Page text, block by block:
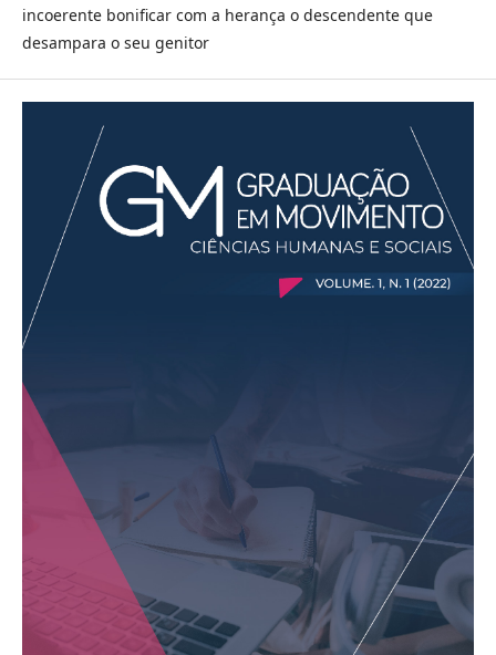
incoerente bonificar com a herança o descendente que
desampara o seu genitor